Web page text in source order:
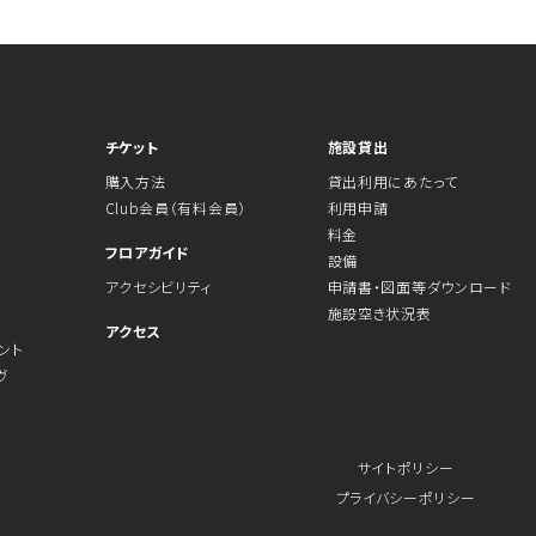
ト
チケット
購入方法
Club会員（有料会員）
フロアガイド
アクセシビリティ
アクセス
施設貸出
貸出利用にあたって
利用申請
料金
設備
申請書・図面等ダウンロード
施設空き状況表
サイトポリシー
プライバシーポリシー